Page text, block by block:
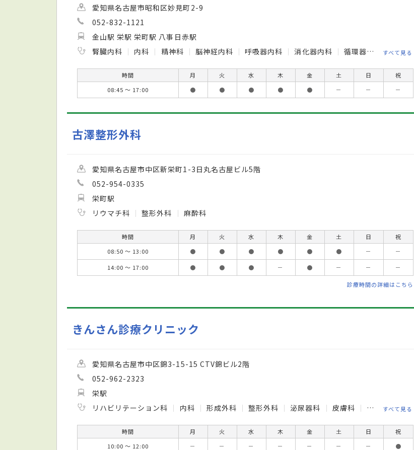
愛知県名古屋市昭和区妙見町2-9
052-832-1121
金山駅 栄駅 栄町駅 八事日赤駅
腎臓内科
内科 精神科 脳神経内科 呼吸器内科 消化器内科 循環器内科 小児科
すべて見る
時間 月 火 水 木 金 土 日
祝
08:45 ～ 17:00
● ● ● ● ● － － －
古澤整形外科
愛知県名古屋市中区新栄町1-3日丸名古屋ビル5階
052-954-0335
栄町駅
リウマチ科
整形外科 麻酔科
時間 月 火 水 木 金 土 日
祝
08:50 ～ 13:00
● ● ● ● ● ● －
－
14:00 ～ 17:00
● ● ● － ● － － －
診療時間の詳細はこちら
きんさん診療クリニック
愛知県名古屋市中区錦3-15-15 CTV錦ビル2階
052-962-2323
栄駅
リハビリテーション科
内科 形成外科 整形外科 泌尿器科 皮膚科 精神科すべて見る
時間 月 火 水 木 金 土 日
祝
10:00 ～ 12:00
－ － － － － － － ●